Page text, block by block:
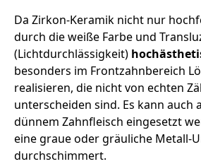
Da Zirkon-Keramik nicht nur
durch die weiße Farbe und
(Lichtdurchlässigkeit)
besonders im Frontzahnbereich
realisieren, die nicht von echten
unterscheiden sind. Es kann auch
dünnem Zahnfleisch eingesetzt
eine graue oder gräuliche Metall-
durchschimmert.